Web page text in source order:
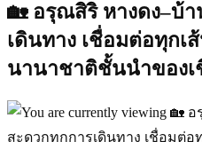
🏡 อรุณสิริ หางดง–บ้
เดินทาง เชื่อมต่อทุกเ
นานาชาติชั้นนำของเ